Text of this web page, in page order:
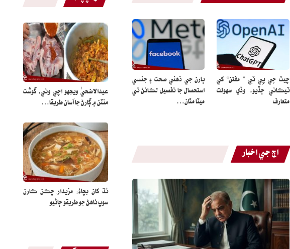
عيدالاضحيٰ ويجهو اچي وئي، گوشت
منٽن ۾ ڳارڻ جا آسان طريقا…
ٿڌ کان بچاءُ: مزيدار چڪن ڪارن
سوپ ٺاهڻ جو طريقو ڄاڻيو
چيٽ جِي پِي ٽِي ” مفتن“ کي
ٽيڪائي ڇڏيو، وڏي سهولت
متعارف
ٻارن جي ذهني صحت ۽ جنسي
استحصال جا تفصيل لڪائڻ تي
ميٽا مٿان…
اڄ جي اخبار